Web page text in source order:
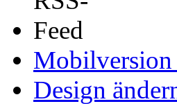
Mobilversion
Design